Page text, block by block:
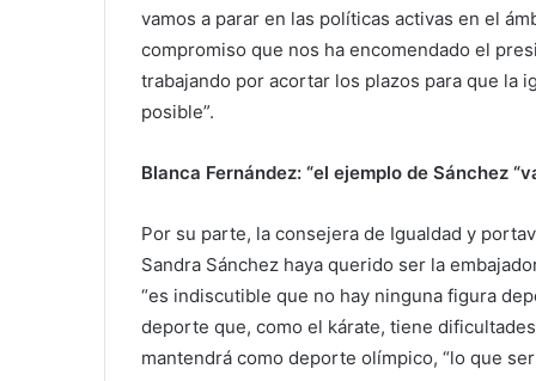
vamos a parar en las políticas activas en el
compromiso que nos ha encomendado el
trabajando por acortar los plazos para que la
posible”.
Blanca Fernández: “el ejemplo de Sánchez
Por su parte, la consejera de Igualdad y
Sandra Sánchez haya querido ser la
“es indiscutible que no hay ninguna figura
deporte que, como el kárate, tiene
mantendrá como deporte olímpico, “lo que